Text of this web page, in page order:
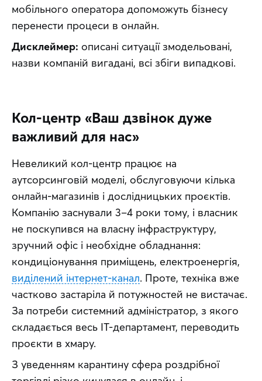
мобільного оператора допоможуть бізнесу
перенести процеси в онлайн.
Дисклеймер: описані ситуації змодельовані,
назви компаній вигадані, всі збіги випадкові.
Кол-центр «Ваш дзвінок дуже
важливий для нас»
Невеликий кол-центр працює на
аутсорсинговій моделі, обслуговуючи кілька
онлайн-магазинів і дослідницьких проєктів.
Компанію заснували 3–4 роки тому, і власник
не поскупився на власну інфраструктуру,
зручний офіс і необхідне обладнання:
кондиціонування приміщень, електроенергія,
виділений інтернет-канал. Проте, техніка вже
частково застаріла й потужностей не вистачає.
За потреби системний адміністратор, з якого
складається весь IT-департамент, переводить
проєкти в хмару.
З уведенням карантину сфера роздрібної